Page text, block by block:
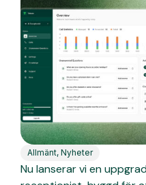
Allmänt, Nyheter
Nu lanserar vi en